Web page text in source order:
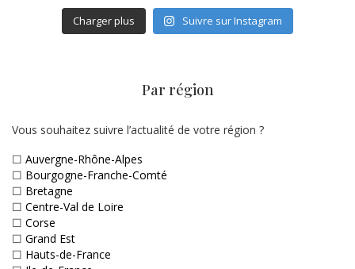
Charger plus Suivre sur Instagram
Par région
Vous souhaitez suivre l’actualité de votre région ?
☐ Auvergne-Rhône-Alpes
☐ Bourgogne-Franche-Comté
☐ Bretagne
☐ Centre-Val de Loire
☐ Corse
☐ Grand Est
☐ Hauts-de-France